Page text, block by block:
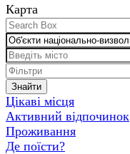
Карта
Знайти
Цікаві місця
Активний відпочинок
Проживання
Де поїсти?